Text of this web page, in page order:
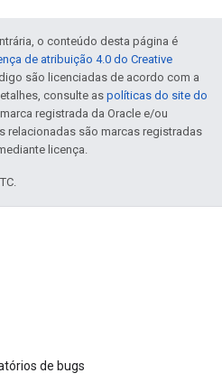
o conteúdo desta página é
de atribuição 4.0 do Creative
são licenciadas de acordo com a
consulte as políticas do site do
registrada da Oracle e/ou
relacionadas são marcas registradas
licença.
de bugs